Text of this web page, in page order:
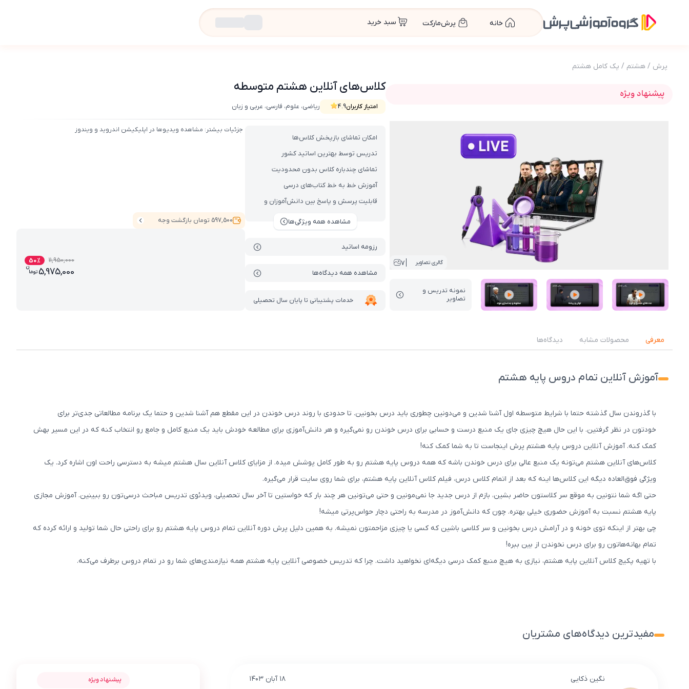
خانه پرش‌مارکت سبد خرید
پرش / هشتم / پک کامل هشتم
پیشنهاد ویژه
گالری تصاویر 7
نمونه تدریس‌ و
تصاویر
کلاس‌های آنلاین هشتم متوسطه
امتیاز کاربران4.9 ریاضی، علوم، فارسی، عربی و زبان
امکان تماشای بازپخش کلاس‌ها
تدریس توسط بهترین اساتید کشور
تماشای چندباره کلاس بدون محدودیت
آموزش خط به خط کتاب‌های درسی
قابلیت پرسش و پاسخ بین دانش‌آموزان و
مشاهده همه ویژگی‌ها
رزومه اساتید
مشاهده همه دیدگاه‌ها
خدمات پشتیبانی تا پایان سال تحصیلی
جزئیات بیشتر: مشاهده ویدیوها در اپلیکیشن اندروید و ویندوز
597,500 تومان بازگشت وجه
11,950,000
50%
5,975,000 توما
ن
قیمت فعلی کلاس‌های آنلاین هشتم متوسطه
معرفی محصولات مشابه دیدگاه‌ها
آموزش آنلاین تمام دروس پایه هشتم
با گذروندن سال گذشته حتما با شرایط متوسطه اول آشنا شدین و می‌دونین چطوری باید درس بخونین. تا حدودی با روند درس خوندن در این مقطع هم آشنا شدین و حتما یک برنامه مطالعاتی جدی‌تر برای
خودتون در نظر گرفتین. با این حال هیچ چیزی جای یک منبع درست و حسابی برای درس خوندن رو نمی‌گیره و هر دانش‌آموزی برای مطالعه خودش باید یک منبع کامل و جامع رو انتخاب کنه که در این مسیر بهش
کمک کنه. آموزش آنلاین دروس پایه هشتم پرش اینجاست تا به شما کمک کنه!
کلاس‌های آنلاین هشتم می‌تونه یک منبع عالی برای درس خوندن باشه که همه دروس پایه هشتم رو به طور کامل پوشش میده. از مزایای کلاس آنلاین سال هشتم میشه به دسترسی راحت اون اشاره کرد. یک
ویژگی فوق‌العاده دیگه این کلاس‌ها اینه که بعد از اتمام کلاس درس، فیلم کلاس آنلاین پایه هشتم، برای شما روی سایت قرار می‌گیره.
حتی اگه شما نتونین به موقع سر کلاستون حاضر بشین، بازم از درس جدید جا نمی‌مونین و حتی می‌تونین هر چند بار که خواستین تا آخر سال تحصیلی، ویدئوی تدریس مباحث درسی‌تون رو ببینین. آموزش مجازی
پایه هشتم نسبت به آموزش حضوری خیلی بهتره. چون که دانش‌آموز در مدرسه به راحتی دچار حواس‌پرتی میشه!
چی بهتر از اینکه توی خونه و در آرامش درس بخونین و سر کلاسی باشین که کسی یا چیزی مزاحمتون نمیشه. به همین دلیل پرش دوره آنلاین تمام دروس پایه هشتم رو برای راحتی حال شما تولید و ارائه کرده که
تمام بهانه‌هاتون رو برای درس نخوندن از بین ببره!
با تهیه پکیج کلاس آنلاین پایه هشتم، نیازی به هیچ منبع کمک درسی دیگه‌ای نخواهید داشت. چرا که تدریس خصوصی آنلاین پایه هشتم همه نیازمندی‌های شما رو در تمام دروس برطرف می‌کنه.
مفیدترین دیدگاه‌های مشتریان
نگین ذکایی ۱۸ آبان ۱۴۰۳ بهناز ذکاوتپیشنهاد ویژه